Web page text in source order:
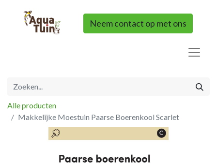
Neem contact op met ons
Alle producten
Makkelijke Moestuin Paarse Boerenkool Scarlet